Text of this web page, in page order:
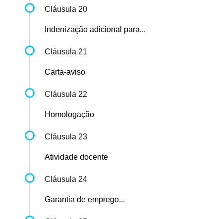
Cláusula 20
Indenização adicional para...
Cláusula 21
Carta-aviso
Cláusula 22
Homologação
Cláusula 23
Atividade docente
Cláusula 24
Garantia de emprego...